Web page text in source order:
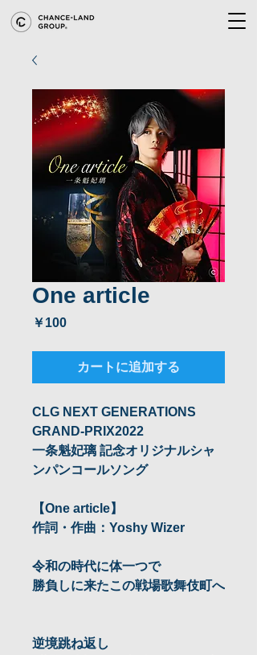
One article
￥100価
カートに追加する
CLG NEXT GENERATIONS
GRAND-PRIX2022
一条魁妃璃 記念オリジナルシャ
ンパンコールソング
【One article】
作詞・作曲：Yoshy Wizer
令和の時代に体一つで
勝負しに来たこの戦場歌舞伎町へ
逆境跳ね返し